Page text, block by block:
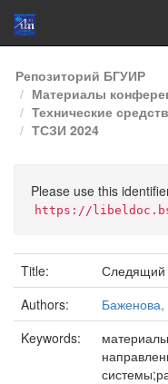
Skip
navigation
Репозиторий БГУИР
Материалы
Технические
ТСЗИ 2024
Please use this
https://
Title:
Следящий
Authors:
Keywords: